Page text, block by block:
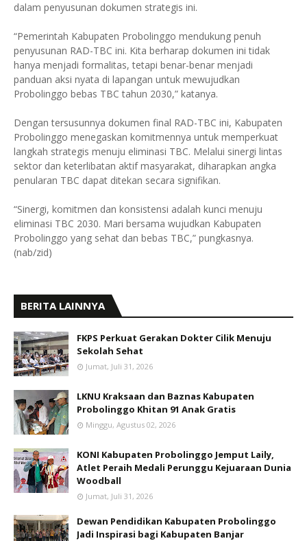
dalam penyusunan dokumen strategis ini.
“Pemerintah Kabupaten Probolinggo mendukung penuh
penyusunan RAD-TBC ini. Kita berharap dokumen ini tidak
hanya menjadi formalitas, tetapi benar-benar menjadi
panduan aksi nyata di lapangan untuk mewujudkan
Probolinggo bebas TBC tahun 2030,” katanya.
Dengan tersusunnya dokumen final RAD-TBC ini, Kabupaten
Probolinggo menegaskan komitmennya untuk memperkuat
langkah strategis menuju eliminasi TBC. Melalui sinergi lintas
sektor dan keterlibatan aktif masyarakat, diharapkan angka
penularan TBC dapat ditekan secara signifikan.
“Sinergi, komitmen dan konsistensi adalah kunci menuju
eliminasi TBC 2030. Mari bersama wujudkan Kabupaten
Probolinggo yang sehat dan bebas TBC,” pungkasnya.
(nab/zid)
BERITA LAINNYA
FKPS Perkuat Gerakan Dokter Cilik Menuju
Sekolah Sehat
Jumat, Juli 31, 2026
LKNU Kraksaan dan Baznas Kabupaten
Probolinggo Khitan 91 Anak Gratis
Minggu, Agustus 02, 2026
KONI Kabupaten Probolinggo Jemput Laily,
Atlet Peraih Medali Perunggu Kejuaraan Dunia
Woodball
Jumat, Juli 31, 2026
Dewan Pendidikan Kabupaten Probolinggo
Jadi Inspirasi bagi Kabupaten Banjar